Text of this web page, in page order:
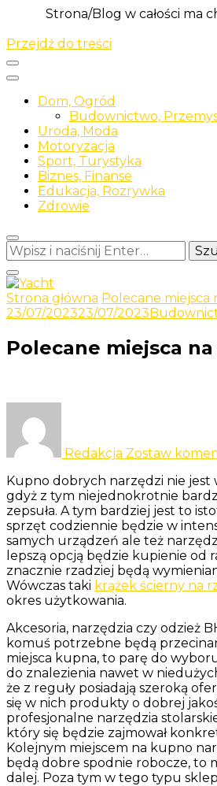
Strona/Blog w całości ma
Przejdź do treści
Dom, Ogród
Budownictwo,
Uroda, Moda
Motoryzacja
Sport, Turystyka
Biznes, Finanse
Edukacja, Rozrywka
Zdrowie
Szukasz
czegoś?
Yacht
Odkrywaj nowe i ciekawe
Strona główna Polecane miejsca
23/07/202323/07/2023
Polecane miejsca
Redakcja Zostaw
Kupno dobrych narzędzi nie jest
gdyż z tym niejednokrotnie
zepsuła. A tym bardziej jest to
sprzęt codziennie będzie w
samych urządzeń ale też
lepszą opcją będzie kupienie od
znacznie rzadziej będą
Wówczas taki krążek ścierny na
okres użytkowania.
Akcesoria, narzędzia czy odzież
komuś potrzebne będą
miejsca kupna, to parę do
do znalezienia nawet w
że z reguły posiadają szeroką
się w nich produkty o dobrej
profesjonalne narzędzia
który się będzie zajmował
Kolejnym miejscem na kupno
będą dobre spodnie robocze, to
dalej. Poza tym w tego typu